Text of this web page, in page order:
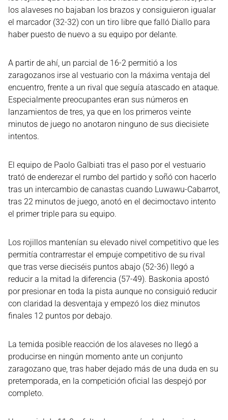
los alaveses no bajaban los brazos y consiguieron igualar
el marcador (32-32) con un tiro libre que falló Diallo para
haber puesto de nuevo a su equipo por delante.
A partir de ahí, un parcial de 16-2 permitió a los
zaragozanos irse al vestuario con la máxima ventaja del
encuentro, frente a un rival que seguía atascado en ataque.
Especialmente preocupantes eran sus números en
lanzamientos de tres, ya que en los primeros veinte
minutos de juego no anotaron ninguno de sus diecisiete
intentos.
El equipo de Paolo Galbiati tras el paso por el vestuario
trató de enderezar el rumbo del partido y soñó con hacerlo
tras un intercambio de canastas cuando Luwawu-Cabarrot,
tras 22 minutos de juego, anotó en el decimoctavo intento
el primer triple para su equipo.
Los rojillos mantenían su elevado nivel competitivo que les
permitía contrarrestar el empuje competitivo de su rival
que tras verse dieciséis puntos abajo (52-36) llegó a
reducir a la mitad la diferencia (57-49). Baskonia apostó
por presionar en toda la pista aunque no consiguió reducir
con claridad la desventaja y empezó los diez minutos
finales 12 puntos por debajo.
La temida posible reacción de los alaveses no llegó a
producirse en ningún momento ante un conjunto
zaragozano que, tras haber dejado más de una duda en su
pretemporada, en la competición oficial las despejó por
completo.